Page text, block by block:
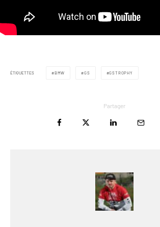
ÉTIQUETTES BMW GS GSTROPHY
Partager